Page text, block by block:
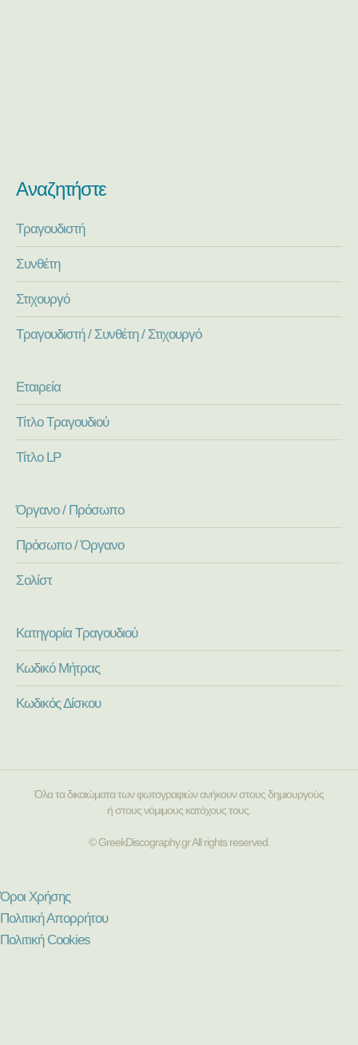
Αναζητήστε
Τραγουδιστή
Συνθέτη
Στιχουργό
Τραγουδιστή / Συνθέτη / Στιχουργό
Εταιρεία
Τίτλο Τραγουδιού
Τίτλο LP
Όργανο / Πρόσωπο
Πρόσωπο / Όργανο
Σολίστ
Κατηγορία Τραγουδιού
Κωδικό Μήτρας
Κωδικός Δίσκου
Όλα τα δικαιώματα των φωτογραφιών ανήκουν στους δημιουργούς
ή στους νόμιμους κατόχους τους.
© GreekDiscography.gr All rights reserved.
Όροι Χρήσης
Πολιτική Απορρήτου
Πολιτική Cookies